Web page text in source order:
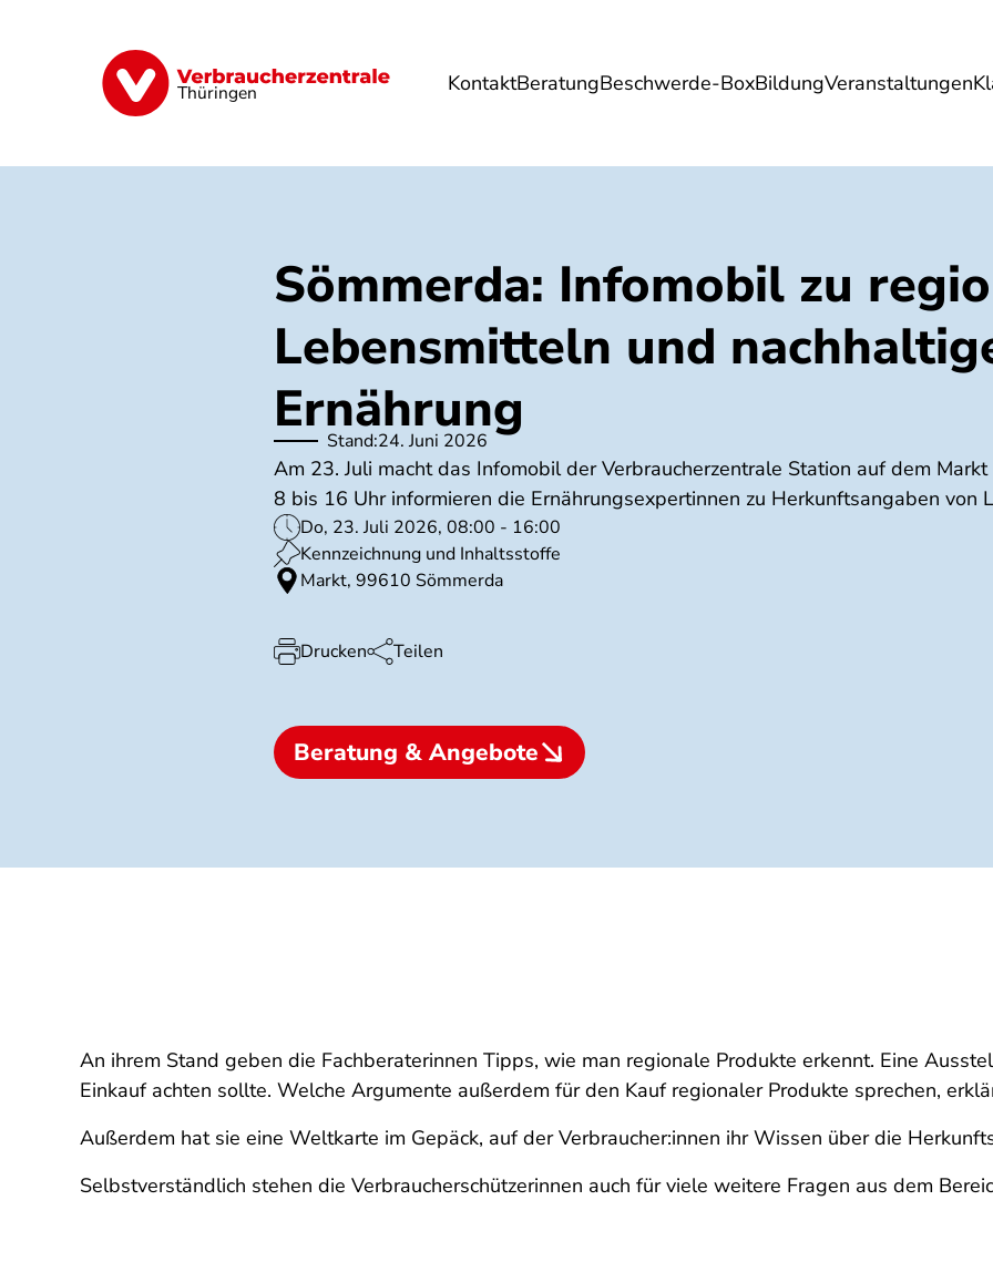
Thüringen KontaktBeratungBeschwerde-BoxBildungVeranstaltungen
Finanzen Digitales Lebensmittel Umwelt Gesundheit Energie
Sömmerda: Infomobil zu
Lebensmitteln und
Ernährung
Stand:24. Juni 2026
Am 23. Juli macht das Infomobil der Verbraucherzentrale Station auf dem
8 bis 16 Uhr informieren die Ernährungsexpertinnen zu Herkunftsangaben von
Do, 23. Juli 2026, 08:00 - 16:00
Kennzeichnung und Inhaltsstoffe
Markt, 99610 Sömmerda
Drucken Teilen
Beratung & Angebote
An ihrem Stand geben die Fachberaterinnen Tipps, wie man regionale Produkte erkennt. Eine
Einkauf achten sollte. Welche Argumente außerdem für den Kauf regionaler Produkte sprechen,
Außerdem hat sie eine Weltkarte im Gepäck, auf der Verbraucher:innen ihr Wissen über die
Selbstverständlich stehen die Verbraucherschützerinnen auch für viele weitere Fragen aus dem